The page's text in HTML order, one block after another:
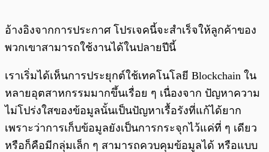
อ้างอิงจากการประกาศ โปรเจคนี้จะสำเร็จให้ลูกค้าของ
พวกเขาสามารถใช้งานได้ในปลายปีนี้
เราเริ่มได้เห็นการประยุกต์ใช้เทคโนโลยี Blockchain ใน
หลายอุตสาหกรรมมากขึ้นเรื่อย ๆ เนื่องจาก ปัญหาความ
ไม่โปร่งใสของข้อมูลนั้นเป็นปัญหาเรื้อรังที่แก้ได้ยาก
เพราะว่าการเก็บข้อมูลยังเป็นการกระจุกไว้แค่ที่ ๆ เดียว
หรือก็คือมีกลุ่มเล็ก ๆ สามารถควบคุมข้อมูลได้ หรือแบบ